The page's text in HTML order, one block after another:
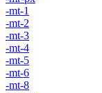
-mt-1
-mt-2
-mt-3
-mt-4
-mt-5
-mt-6
-mt-8